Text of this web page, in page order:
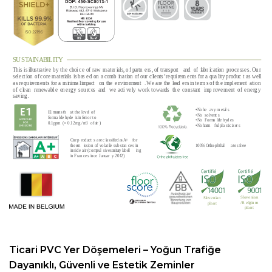
Ticari PVC Yer Döşemeleri – Yoğun Trafiğe
Dayanıklı, Güvenli ve Estetik Zeminler